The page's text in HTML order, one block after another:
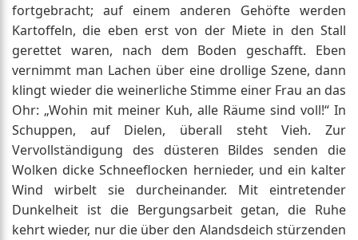
fortgebracht; auf einem anderen Gehöfte werden
Kartoffeln, die eben erst von der Miete in den Stall
gerettet waren, nach dem Boden geschafft. Eben
vernimmt man Lachen über eine drollige Szene, dann
klingt wieder die weinerliche Stimme einer Frau an das
Ohr: „Wohin mit meiner Kuh, alle Räume sind voll!“ In
Schuppen, auf Dielen, überall steht Vieh. Zur
Vervollständigung des düsteren Bildes senden die
Wolken dicke Schneeflocken hernieder, und ein kalter
Wind wirbelt sie durcheinander. Mit eintretender
Dunkelheit ist die Bergungsarbeit getan, die Ruhe
kehrt wieder, nur die über den Alandsdeich stürzenden